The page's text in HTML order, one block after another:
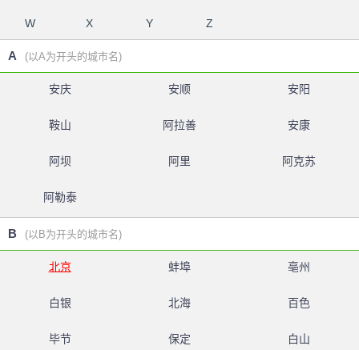
W X Y Z
A (以A为开头的城市名)
安庆 安顺 安阳
鞍山 阿拉善 安康
阿坝 阿里 阿克苏
阿勒泰
B (以B为开头的城市名)
北京 蚌埠 亳州
白银 北海 百色
毕节 保定 白山